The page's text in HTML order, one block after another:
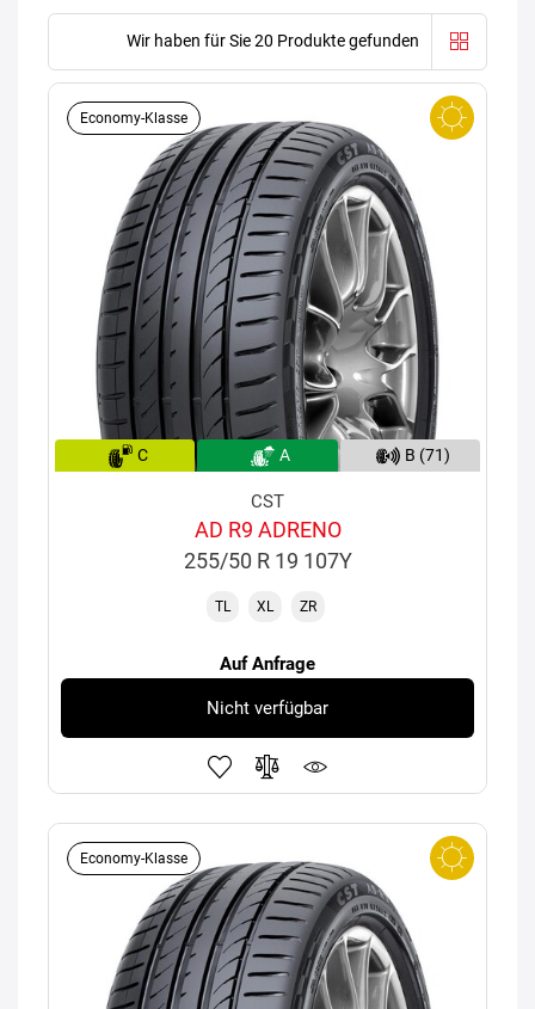
Wir haben für Sie 20 Produkte gefunden
Economy-Klasse
C A B (71)
CST
AD R9 ADRENO
255/50 R 19 107Y
TL XL ZR
Auf Anfrage
Nicht verfügbar
Economy-Klasse